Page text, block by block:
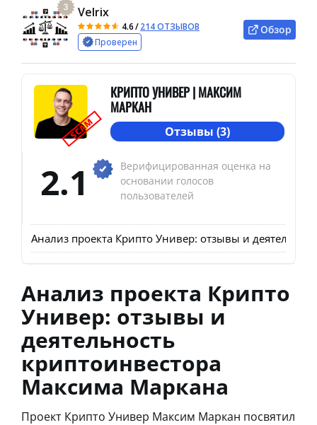
3 Velrix
4.6/214 ОТЗЫВОВ
Проверен
Обзор
SCAM
КРИПТО УНИВЕР | МАКСИМ
МАРКАН
Отзывы (3)
2.1
Верифицированная оценка на
основании голосов
пользователей
Анализ проекта Крипто Универ: отзывы и
Анализ проекта Крипто
Универ: отзывы и
деятельность
криптоинвестора
Максима Маркана
Проект Крипто Универ Максим Маркан посвятил